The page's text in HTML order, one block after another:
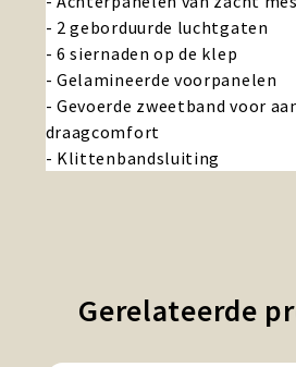
- 2 geborduurde luchtgaten
- 6 siernaden op de klep
- Gelamineerde voorpanelen
- Gevoerde zweetband voor
draagcomfort
- Klittenbandsluiting
Gerelateerde